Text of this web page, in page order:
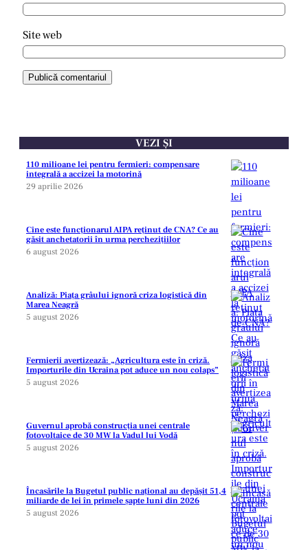
Site web
VEZI ȘI
110 milioane lei pentru fermieri: compensare
integrală a accizei la motorină
29 aprilie 2026
Cine este funcționarul AIPA reținut de CNA? Ce au
găsit anchetatorii în urma perchezițiilor
6 august 2026
Analiză: Piața grâului ignoră criza logistică din
Marea Neagră
5 august 2026
Fermierii avertizează: „Agricultura este în criză.
Importurile din Ucraina pot aduce un nou colaps”
5 august 2026
Guvernul aprobă construcția unei centrale
fotovoltaice de 30 MW la Vadul lui Vodă
5 august 2026
Încasările la Bugetul public național au depășit 51,4
miliarde de lei în primele șapte luni din 2026
5 august 2026